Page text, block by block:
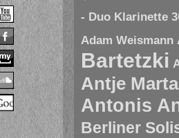
- Duo Klarinette
Adam Weismann
Bartetzki
Antje
Antonis
Berliner